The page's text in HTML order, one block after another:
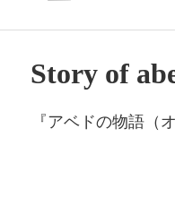
Story of
『アベドの物語（